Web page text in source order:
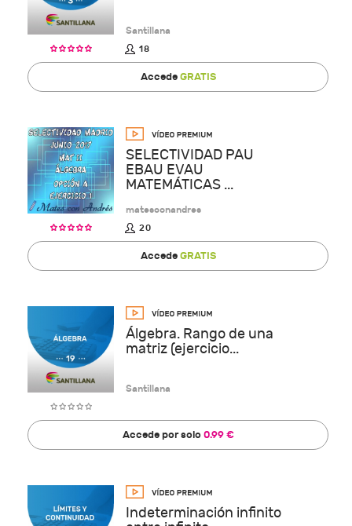
Santillana
18
AccedeGRATIS
SELECTIVIDAD PAU
EBAU EVAU
MATEMÁTICAS ...
matesconandres
20
AccedeGRATIS
Álgebra. Rango de una
matriz (ejercicio...
Santillana
Accede por solo0.99 €
Indeterminación infinito